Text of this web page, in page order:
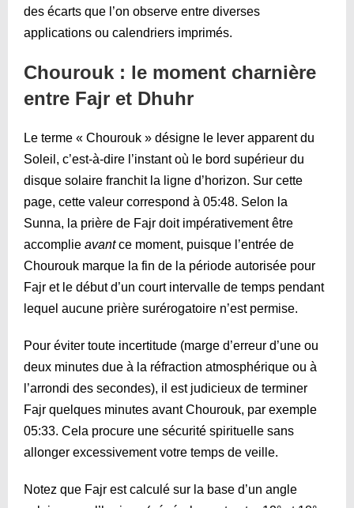
des écarts que l’on observe entre diverses
applications ou calendriers imprimés.
Chourouk : le moment charnière
entre Fajr et Dhuhr
Le terme « Chourouk » désigne le lever apparent du
Soleil, c’est-à-dire l’instant où le bord supérieur du
disque solaire franchit la ligne d’horizon. Sur cette
page, cette valeur correspond à 05:48. Selon la
Sunna, la prière de Fajr doit impérativement être
accomplie avantce moment, puisque l’entrée de
Chourouk marque la fin de la période autorisée pour
Fajr et le début d’un court intervalle de temps pendant
lequel aucune prière surérogatoire n’est permise.
Pour éviter toute incertitude (marge d’erreur d’une ou
deux minutes due à la réfraction atmosphérique ou à
l’arrondi des secondes), il est judicieux de terminer
Fajr quelques minutes avant Chourouk, par exemple
05:33. Cela procure une sécurité spirituelle sans
allonger excessivement votre temps de veille.
Notez que Fajr est calculé sur la base d’un angle